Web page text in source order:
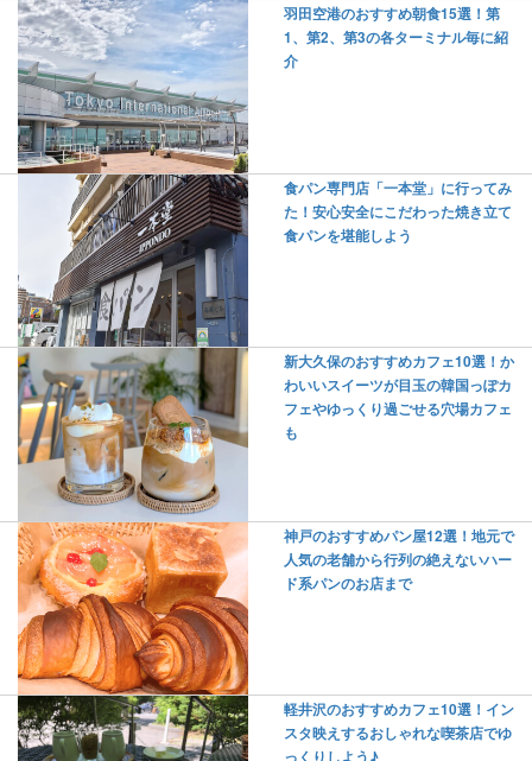
羽田空港のおすすめ朝食15選！第
1、第2、第3の各ターミナル毎に紹
介
食パン専門店「一本堂」に行ってみ
た！安心安全にこだわった焼き立て
食パンを堪能しよう
新大久保のおすすめカフェ10選！か
わいいスイーツが目玉の韓国っぽカ
フェやゆっくり過ごせる穴場カフェ
も
神戸のおすすめパン屋12選！地元で
人気の老舗から行列の絶えないハー
ド系パンのお店まで
軽井沢のおすすめカフェ10選！イン
スタ映えするおしゃれな喫茶店でゆ
っくりしよう♪